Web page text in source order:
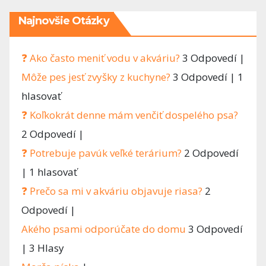
Najnovšie Otázky
❓ Ako často meniť vodu v akváriu? 3 Odpovedí |
Môže pes jesť zvyšky z kuchyne? 3 Odpovedí | 1
hlasovať
❓ Koľkokrát denne mám venčiť dospelého psa?
2 Odpovedí |
❓ Potrebuje pavúk veľké terárium? 2 Odpovedí
| 1 hlasovať
❓ Prečo sa mi v akváriu objavuje riasa? 2
Odpovedí |
Akého psami odporúčate do domu 3 Odpovedí
| 3 Hlasy